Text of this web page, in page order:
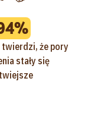
że pory
stały się